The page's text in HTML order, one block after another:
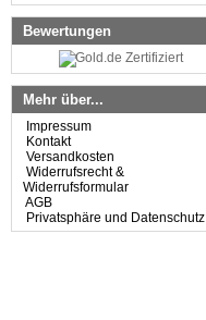
Bewertungen
Mehr über...
Impressum
Kontakt
Versandkosten
Widerrufsrecht &
Widerrufsformular
AGB
Privatsphäre und Datenschutz